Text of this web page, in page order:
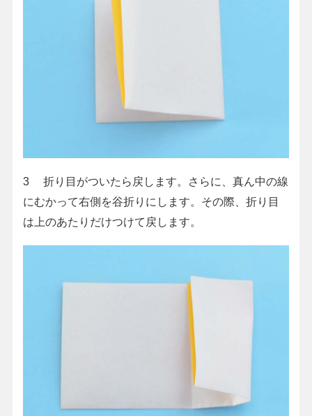
3 折り目がついたら戻します。さらに、真ん中の線
にむかって右側を谷折りにします。その際、折り目
は上のあたりだけつけて戻します。